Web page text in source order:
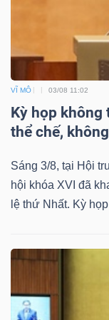
VĨ MÔ 03/08 11:02
Kỳ họp không
thể chế,
Sáng 3/8, tại Hội
hội khóa XVI đã
lệ thứ Nhất. Kỳ